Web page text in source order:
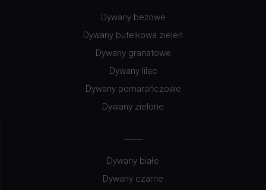
Dywany beżowe
Dywany butelkowa zieleń
Dywany granatowe
Dywany lilac
Dywany pomarańczowe
Dywany zielone
Dywany białe
Dywany czarne